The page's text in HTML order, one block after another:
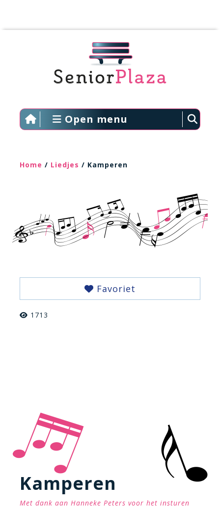
Open menu
Home / Liedjes / Kamperen
Favoriet
1713
Kamperen
Met dank aan Hanneke Peters voor het insturen